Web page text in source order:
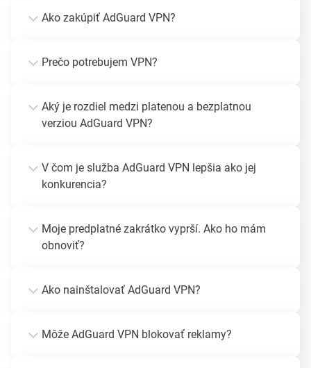
Ako zakúpiť AdGuard VPN?
Prečo potrebujem VPN?
Aký je rozdiel medzi platenou a bezplatnou
verziou AdGuard VPN?
V čom je služba AdGuard VPN lepšia ako jej
konkurencia?
Moje predplatné zakrátko vyprší. Ako ho mám
obnoviť?
Ako nainštalovať AdGuard VPN?
Môže AdGuard VPN blokovať reklamy?